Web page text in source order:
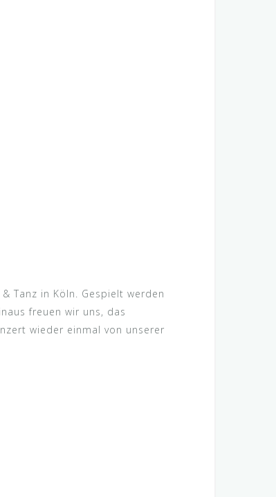
Tanz in Köln. Gespielt werden
freuen wir uns, das
wieder einmal von unserer